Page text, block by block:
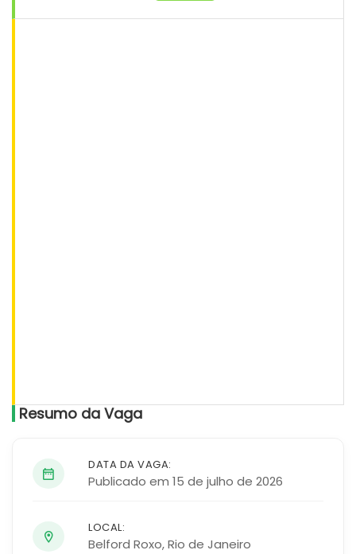
Resumo da Vaga
DATA DA VAGA:
Publicado em 15 de julho de 2026
LOCAL:
Belford Roxo,Rio de Janeiro